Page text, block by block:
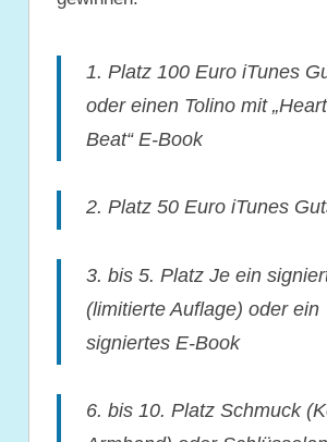
1. Platz 100 Euro iTunes
oder einen Tolino mit
Beat“ E-Book
2. Platz 50 Euro iTunes
3. bis 5. Platz Je ein
(limitierte Auflage) oder ein
signiertes E-Book
6. bis 10. Platz Schmuck